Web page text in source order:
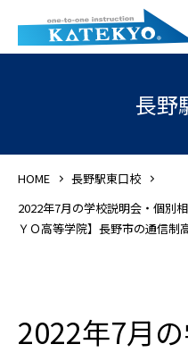
長野
HOME
長野駅東口校
2022年7月の学校説明会・個別
ＹＯ高等学院】長野市の通信制
2022年7月